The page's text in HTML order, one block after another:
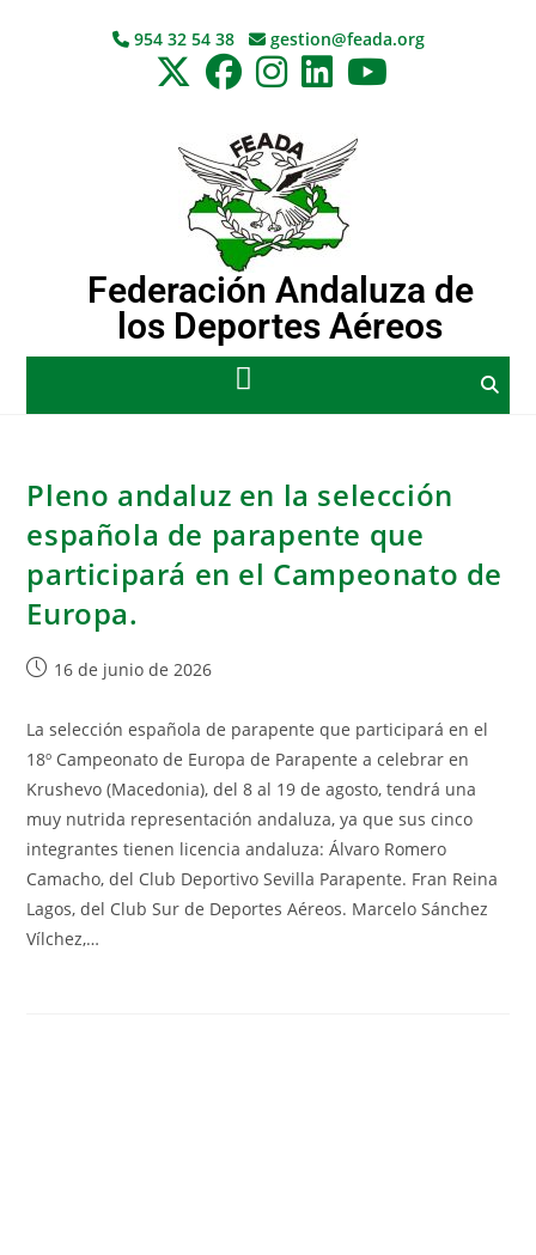
954 32 54 38 gestion@feada.org
Federación Andaluza de
los Deportes Aéreos
Pleno andaluz en la selección
española de parapente que
participará en el Campeonato de
Europa.
16 de junio de 2026
La selección española de parapente que participará en el
18º Campeonato de Europa de Parapente a celebrar en
Krushevo (Macedonia), del 8 al 19 de agosto, tendrá una
muy nutrida representación andaluza, ya que sus cinco
integrantes tienen licencia andaluza: Álvaro Romero
Camacho, del Club Deportivo Sevilla Parapente. Fran Reina
Lagos, del Club Sur de Deportes Aéreos. Marcelo Sánchez
Vílchez,…